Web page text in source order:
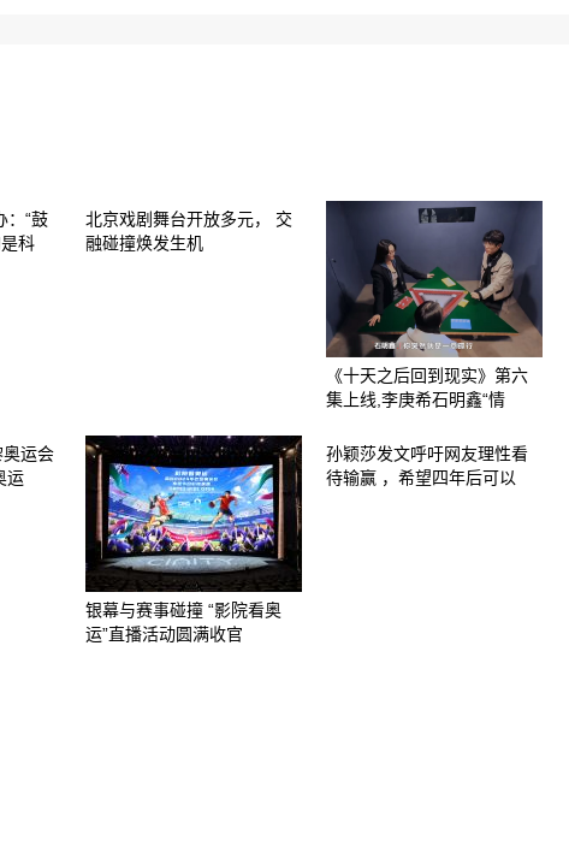
：“鼓
科
北京戏剧舞台开放多元， 交
融碰撞焕发生机
《十天之后回到现实》第六
集上线,李庚希石明鑫“情
运会
运
银幕与赛事碰撞 “影院看奥
运”直播活动圆满收官
孙颖莎发文呼吁网友理性看
待输赢 ，希望四年后可以